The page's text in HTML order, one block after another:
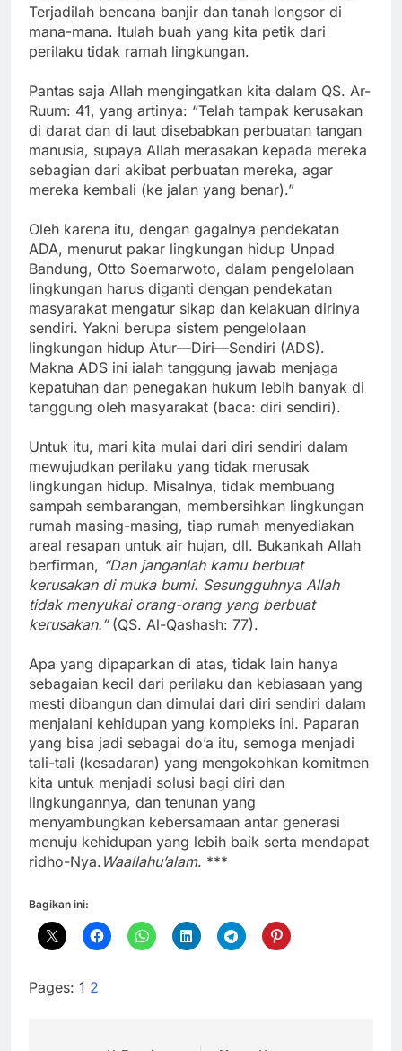
Terjadilah bencana banjir dan tanah longsor di
mana-mana. Itulah buah yang kita petik dari
perilaku tidak ramah lingkungan.
Pantas saja Allah mengingatkan kita dalam QS. Ar-
Ruum: 41, yang artinya: “Telah tampak kerusakan
di darat dan di laut disebabkan perbuatan tangan
manusia, supaya Allah merasakan kepada mereka
sebagian dari akibat perbuatan mereka, agar
mereka kembali (ke jalan yang benar).”
Oleh karena itu, dengan gagalnya pendekatan
ADA, menurut pakar lingkungan hidup Unpad
Bandung, Otto Soemarwoto, dalam pengelolaan
lingkungan harus diganti dengan pendekatan
masyarakat mengatur sikap dan kelakuan dirinya
sendiri. Yakni berupa sistem pengelolaan
lingkungan hidup Atur—Diri—Sendiri (ADS).
Makna ADS ini ialah tanggung jawab menjaga
kepatuhan dan penegakan hukum lebih banyak di
tanggung oleh masyarakat (baca: diri sendiri).
Untuk itu, mari kita mulai dari diri sendiri dalam
mewujudkan perilaku yang tidak merusak
lingkungan hidup. Misalnya, tidak membuang
sampah sembarangan, membersihkan lingkungan
rumah masing-masing, tiap rumah menyediakan
areal resapan untuk air hujan, dll. Bukankah Allah
berfirman, “Dan janganlah kamu berbuat
kerusakan di muka bumi. Sesungguhnya Allah
tidak menyukai orang-orang yang berbuat
kerusakan.”(QS. Al-Qashash: 77).
Apa yang dipaparkan di atas, tidak lain hanya
sebagaian kecil dari perilaku dan kebiasaan yang
mesti dibangun dan dimulai dari diri sendiri dalam
menjalani kehidupan yang kompleks ini. Paparan
yang bisa jadi sebagai do’a itu, semoga menjadi
tali-tali (kesadaran) yang mengokohkan komitmen
kita untuk menjadi solusi bagi diri dan
lingkungannya, dan tenunan yang
menyambungkan kebersamaan antar generasi
menuju kehidupan yang lebih baik serta mendapat
ridho-Nya. Waallahu’alam. ***
Bagikan ini:
Pages: 1 2